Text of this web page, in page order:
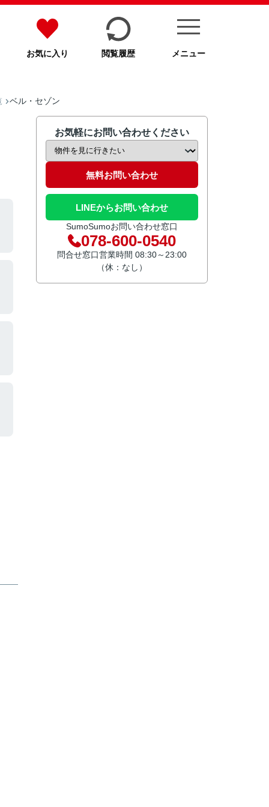
お気に入り 閲覧履歴 メニュー
ベル・セゾン
お気軽にお問い合わせください
無料お問い合わせ
LINEからお問い合わせ
SumoSumoお問い合わせ窓口
078-600-0540
問合せ窓口営業時間 08:30～23:00
（休：なし）